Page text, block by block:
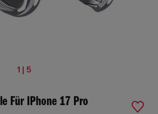
1 | 5
Für IPhone 17 Pro